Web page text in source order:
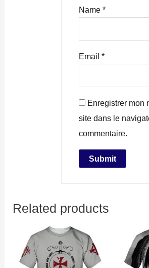
Name*
Email*
Enregistrer mon
site dans le
commentaire.
Related products